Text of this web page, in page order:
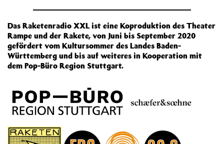
Das Raketenradio XXL ist eine Koproduktion des Theater
Rampe und der Rakete, von Juni bis September 2020
gefördert vom Kultursommer des Landes Baden-
Württemberg und bis auf weiteres in Kooperation mit
dem Pop-Büro Region Stuttgart.